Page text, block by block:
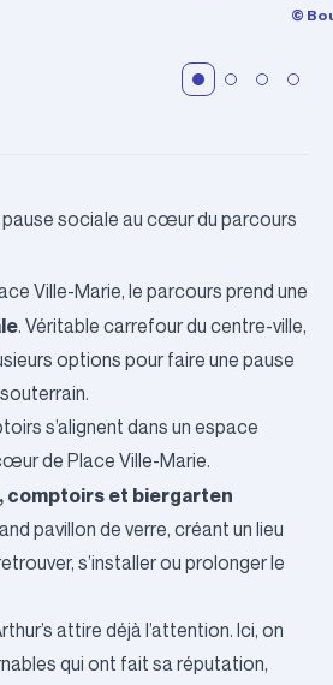
©
pause sociale au cœur du parcours
Ville-Marie, le parcours prend une
. Véritable carrefour du centre-ville,
options pour faire une pause
s’alignent dans un espace
de Place Ville-Marie.
comptoirs et biergarten
pavillon de verre, créant un lieu
s’installer ou prolonger le
attire déjà l’attention. Ici, on
qui ont fait sa réputation,